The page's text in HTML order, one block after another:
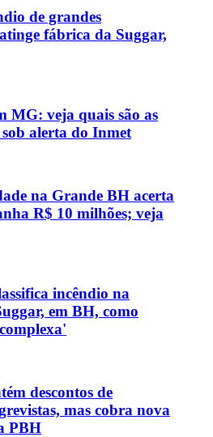
de grandes
fábrica da Suggar,
MG: veja quais são as
sob alerta do Inmet
na Grande BH acerta
R$ 10 milhões; veja
incêndio na
em BH, como
descontos de
mas cobra nova
PBH